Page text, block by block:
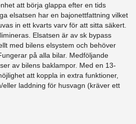
att börja glappa efter en tids
elsatsen har en bajonettfattning vilket
in ett kvarts varv för att sitta säkert.
Elsatsen är av sk bypass
med bilens elsystem och behöver
på alla bilar. Medföljande
av bilens baklampor. Med en 13-
att koppla in extra funktioner,
laddning för husvagn (kräver ett